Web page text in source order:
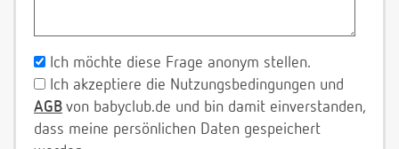
Ich möchte diese Frage anonym stellen.
Ich akzeptiere die Nutzungsbedingungen und
AGB von babyclub.de und bin damit einverstanden,
dass meine persönlichen Daten gespeichert